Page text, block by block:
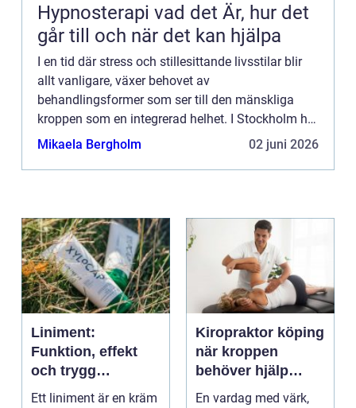
Hypnosterapi vad det Är, hur det
går till och när det kan hjälpa
I en tid där stress och stillesittande livsstilar blir
allt vanligare, växer behovet av
behandlingsformer som ser till den mänskliga
kroppen som en integrerad helhet. I Stockholm har
efterfrågan på osteopati, en manuell ter...
Mikaela Bergholm 02 juni 2026
Liniment:
Funktion, effekt
och trygg
användning
Ett liniment är en kräm
Kiropraktor köping
när kroppen
behöver hjälp
tillbaka
En vardag med värk,